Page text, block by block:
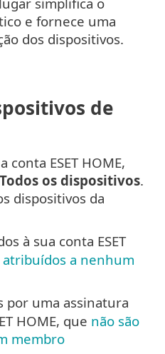
e fornece uma
dos dispositivos.
de
ESET HOME,
Todos os dispositivos.
dispositivos da
à sua conta ESET
atribuídos a nenhum
por uma assinatura
HOME, que não são
membro